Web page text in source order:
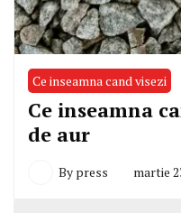
Ce inseamna cand visezi
Ce inseamna
de aur
By press martie